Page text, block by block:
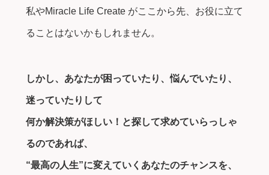
私やMiracle Life Create がここから先、お役に立て
ることはないかもしれません。
しかし、あなたが困っていたり、悩んでいたり、
迷っていたりして
何か解決策がほしい！と探して求めていらっしゃ
るのであれば、
“最高の人生”に変えていくあなたのチャンスを、